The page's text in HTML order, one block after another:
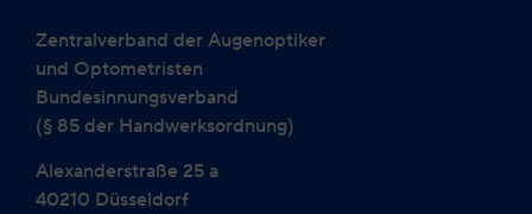
Zentralverband der Augenoptiker
und Optometristen
Bundesinnungsverband
(§ 85 der Handwerksordnung)
Alexanderstraße 25 a
40210 Düsseldorf